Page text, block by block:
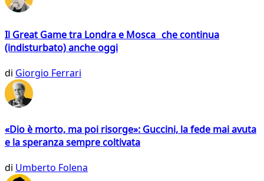
Il Great Game tra Londra e Mosca che continua
(indisturbato) anche oggi
di Giorgio Ferrari
«Dio è morto, ma poi risorge»: Guccini, la fede mai avuta
e la speranza sempre coltivata
di Umberto Folena